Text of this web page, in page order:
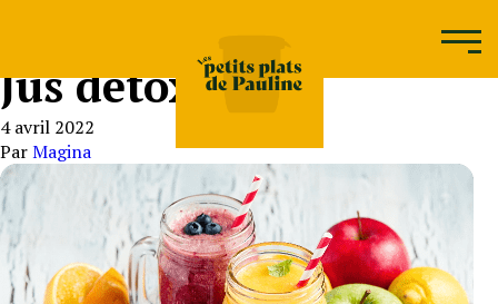
Jus détox
4 avril 2022
ParMagina